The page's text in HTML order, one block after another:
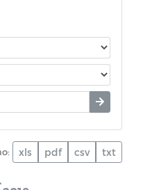
xls pdf csv txt